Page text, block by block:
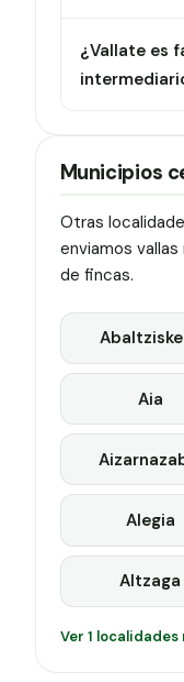
¿Vallate es
Municipios
Otras
enviamos
de fincas.
Aia
Alegia
Altzaga
Ver 1